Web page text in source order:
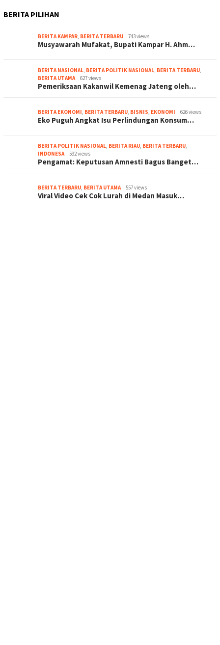
BERITA PILIHAN
BERITA KAMPAR, BERITA TERBARU 743 views
Musyawarah Mufakat, Bupati Kampar H. Ahm…
BERITA NASIONAL, BERITA POLITIK NASIONAL, BERITA TERBARU,
BERITA UTAMA
627 views
Pemeriksaan Kakanwil Kemenag Jateng oleh…
BERITA EKONOMI, BERITA TERBARU, BISNIS, EKONOMI 626 views
Eko Puguh Angkat Isu Perlindungan Konsum…
BERITA POLITIK NASIONAL, BERITA RIAU, BERITA TERBARU,
INDONESA
592 views
Pengamat: Keputusan Amnesti Bagus Banget…
BERITA TERBARU, BERITA UTAMA 557 views
Viral Video Cek Cok Lurah di Medan Masuk…